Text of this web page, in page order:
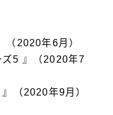
（2020年6月）
ズ5 』（2020年7
（2020年9月）